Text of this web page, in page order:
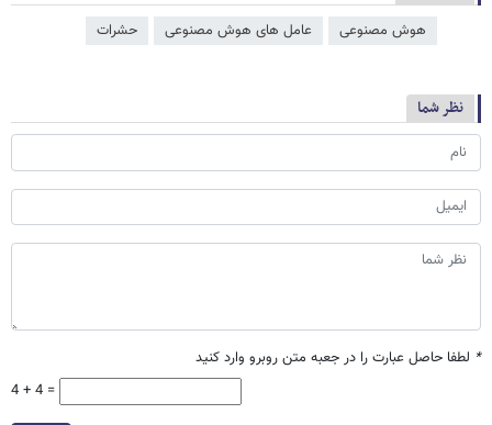
هوش مصنوعی عامل‌ های هوش مصنوعی حشرات
نظر شما
* لطفا حاصل عبارت را در جعبه متن روبرو وارد کنید
4 + 4 =